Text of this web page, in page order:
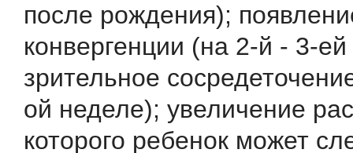
после рождения);
конвергенции (на 2-й - 3-
зрительное
ой неделе); увеличение
которого ребенок может